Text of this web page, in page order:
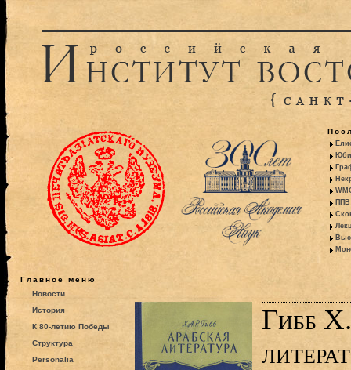
ППВ
Главное меню
Новости
История
К 80-летию Победы
Структура
Personalia
Гибб